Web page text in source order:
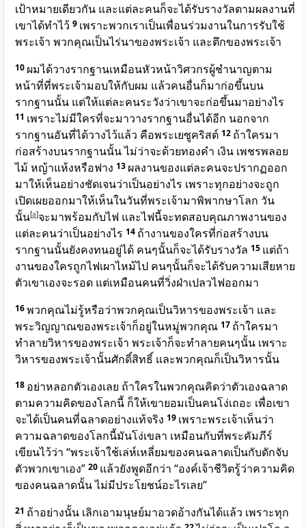
เป้าหมายเดียวกัน และแต่ละคนก็จะได้รับรางวัลตามผลงานที่
เขาได้ทำไว้ 9 เพราะพวกเราเป็นเพื่อนร่วมงานในการรับใช้
พระเจ้า พวกคุณเป็นไร่นาของพระเจ้า และตึกของพระเจ้า
10 ผมได้วางรากฐานเหมือนหัวหน้าวิศวกรผู้ชำนาญตาม
หน้าที่ที่พระเจ้ามอบให้กับผม แล้วคนอื่นก็มาก่อขึ้นบน
รากฐานนั้น แต่ให้แต่ละคนระวังว่าเขาจะก่อขึ้นมาอย่างไร
11 เพราะไม่มีใครที่จะมาวางรากฐานอื่นได้อีก นอกจาก
รากฐานอันที่ได้วางไว้แล้ว คือพระเยซูคริสต์ 12 ถ้าใครมา
ก่อสร้างบนรากฐานนั้น ไม่ว่าจะด้วยทองคำ เงิน เพชรพลอย
ไม้ หญ้าแห้งหรือฟาง 13 ผลงานของแต่ละคนจะปรากฏออก
มาให้เห็นอย่างชัดเจนว่าเป็นอย่างไร เพราะทุกอย่างจะถูก
เปิดเผยออกมาให้เห็นในวันที่พระเจ้ามาพิพากษาโลก วัน
นั้น[a]จะมาพร้อมกับไฟ และไฟนี้จะทดสอบคุณภาพงานของ
แต่ละคนว่าเป็นอย่างไร 14 ถ้างานของใครที่ก่อสร้างบน
รากฐานนั้นยังคงทนอยู่ได้ คนๆนั้นก็จะได้รับรางวัล 15 แต่ถ้า
งานของใครถูกไฟเผาไหม้ไป คนๆนั้นก็จะได้รับความเสียหาย
ตัวเขาเองจะรอด แต่เหมือนคนที่วิ่งฝ่าเปลวไฟออกมา
16พวกคุณไม่รู้หรือว่าพวกคุณเป็นวิหารของพระเจ้า และ
พระวิญญาณของพระเจ้าก็อยู่ในหมู่พวกคุณ 17 ถ้าใครมา
ทำลายวิหารของพระเจ้า พระเจ้าก็จะทำลายคนๆนั้น เพราะ
วิหารของพระเจ้านั้นศักดิ์สิทธิ์ และพวกคุณก็เป็นวิหารนั้น
18 อย่าหลอกตัวเองเลย ถ้าใครในพวกคุณคิดว่าตัวเองฉลาด
ตามความคิดของโลกนี้ ก็ให้เขายอมเป็นคนโง่เถอะ เพื่อเขา
จะได้เป็นคนที่ฉลาดอย่างแท้จริง 19 เพราะพระเจ้าเห็นว่า
ความฉลาดของโลกนี้มันโง่เขลา เหมือนกับที่พระคัมภีร์
เขียนไว้ว่า “พระเจ้าใช้เล่ห์เหลี่ยมของคนฉลาดเป็นกับดักจับ
ตัวพวกเขาเอง” 20 แล้วยังพูดอีกว่า “องค์เจ้าชีวิตรู้ว่าความคิด
ของคนฉลาดนั้น ไม่มีประโยชน์อะไรเลย”
21 ถ้าอย่างนั้น เลิกเอามนุษย์มาอวดอ้างกันได้แล้ว เพราะทุก